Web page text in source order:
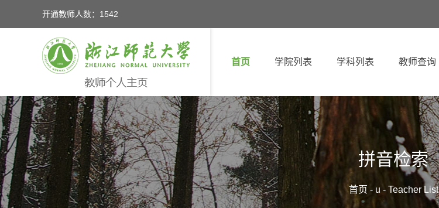
开通教师人数：1542
首页 学院列表 学科列表 教师查询
拼音检索
首页 - u - Teacher List